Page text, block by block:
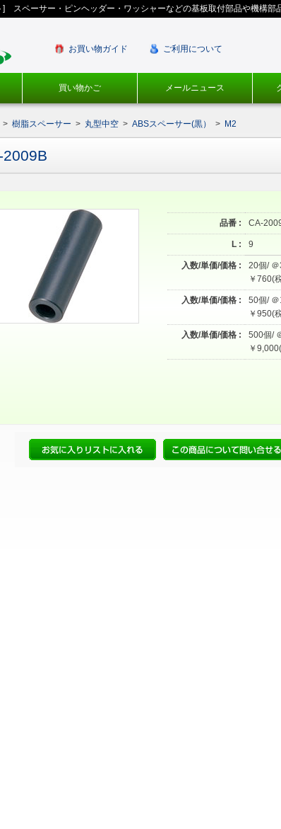
] スペーサー・ピンヘッダー・ワッシャーなどの基板取付部品や機構部
お買い物ガイド ご利用について
買い物かご メールニュース
> 樹脂スペーサー > 丸型中空 > ABSスペーサー(黒） > M2
2009B
品番 : CA-
L : 9
入数/単価/価格 :
20個/
￥760(
入数/単価/価格 :
50個/
￥950(
入数/単価/価格 :
500個/
￥